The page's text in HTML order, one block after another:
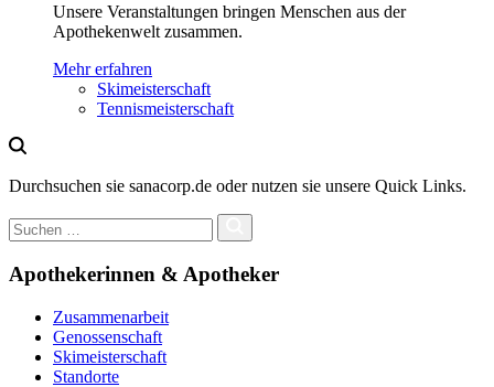
Unsere Veranstaltungen bringen Menschen aus der
Apothekenwelt zusammen.
Mehr erfahren
Skimeisterschaft
Tennismeisterschaft
Durchsuchen sie sanacorp.de oder nutzen sie unsere Quick Links.
Apothekerinnen & Apotheker
Zusammenarbeit
Genossenschaft
Skimeisterschaft
Standorte